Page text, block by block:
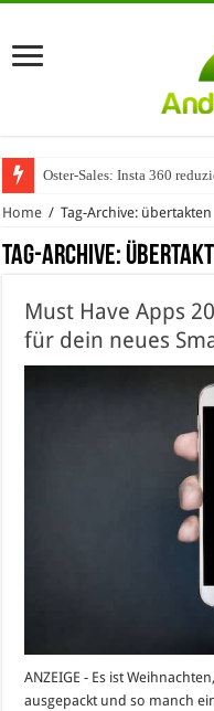
Oster-Sales: Insta 360
Home / Tag-Archive: übertakten
Tag-Archive:
Must Have Apps
für dein neues
ANZEIGE - Es ist
ausgepackt und so manch